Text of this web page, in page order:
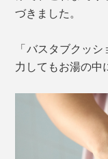
づきました。
「バスタブクッ
力してもお湯の中